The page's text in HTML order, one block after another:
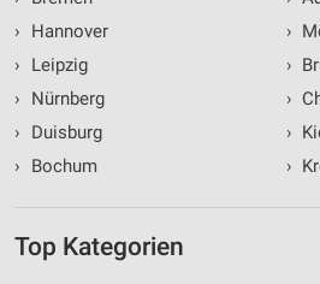
›
Hannover
›
Leipzig
›
Nürnberg
›
Duisburg
›
Bochum
›
›
›
›
›
Top Kategorien